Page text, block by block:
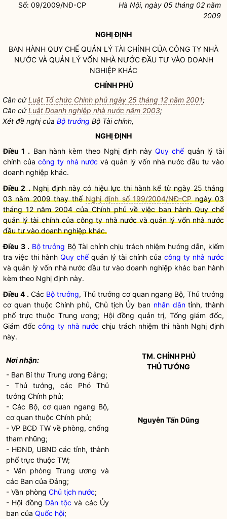
Số: 09/2009/NĐ-CP
Hà Nội, ngày 05 tháng 02 năm
2009
NGHỊ ĐỊNH
BAN HÀNH QUY CHẾ QUẢN LÝ TÀI CHÍNH CỦA CÔNG TY NHÀ
NƯỚCVÀ QUẢN LÝ VỐN NHÀ NƯỚC ĐẦU TƯ VÀO DOANH
NGHIỆP KHÁC
CHÍNH PHỦ
Căn cứLuật Tổ chức Chính phủ ngày 25 tháng 12 năm 2001;
Căn cứLuật Doanh nghiệp nhà nước năm 2003;
Xét đề nghị của Bộ trưởng Bộ Tài chính,
NGHỊ ĐỊNH
Điều 1 . Ban hành kèm theo Nghị định nàyQuy chếquản lý tài
chính của công ty nhà nước và quản lý vốn nhà nước đầu tư vào
doanh nghiệp khác.
Điều 2 .Nghị định này có hiệu lực thi hành kể từ ngày 25 tháng
03 năm 2009 thay thếNghị định số 199/2004/NĐ-CPngày 03
tháng 12 năm 2004 của Chính phủ về việc ban hànhQuy chế
quản lý tài chính củacông ty nhà nướcvà quản lý vốn nhà nước
đầu tư vào doanh nghiệp khác.
Điều 3 . Bộ trưởng Bộ Tài chính chịu trách nhiệm hướng dẫn, kiểm
tra việc thi hành Quy chếquản lý tài chính của công ty nhà nước
và quản lý vốn nhà nước đầu tư vào doanh nghiệp khác ban hành
kèm theo Nghị định này.
Điều 4 . Các Bộ trưởng, Thủ trưởng cơ quan ngang Bộ, Thủ trưởng
cơ quan thuộc Chính phủ, Chủ tịch Ủy ban nhân dântỉnh, thành
phố trực thuộc Trung ương; Hội đồng quản trị, Tổng giám đốc,
Giám đốccông ty nhà nước chịu trách nhiệm thi hành Nghị định
này.
Nơi nhận:
- Ban Bí thư Trung ương Đảng;
- Thủ tướng, các Phó Thủ
tướng Chính phủ;
- Các Bộ, cơ quan ngang Bộ,
cơ quan thuộc Chính phủ;
- VP BCĐ TW về phòng, chống
tham nhũng;
- HĐND, UBND các tỉnh, thành
phố trực thuộc TW;
- Văn phòng Trung ương và
các Ban của Đảng;
- Văn phòngChủ tịch nước;
- Hội đồng Dân tộc và các Ủy
ban củaQuốc hội;
TM. CHÍNH PHỦ
THỦ TƯỚNG
Nguyễn Tấn Dũng